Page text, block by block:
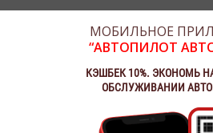
МОБИЛЬНОЕ
“АВТОПИЛОТ
КЭШБЕК 10%. ЭКОНОМЬ
ОБСЛУЖИВАНИИ